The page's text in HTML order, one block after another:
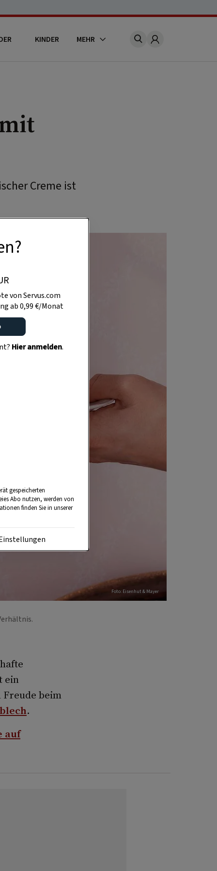
KINDER MEHR Account
Creme ist
Foto: Eisenhut & Mayer
ein
Freude beim
.
auf
von Servus.com
ab 0,99 €/Monat
Hier anmelden.
gespeicherten
Abo nutzen, werden von
finden Sie in unserer